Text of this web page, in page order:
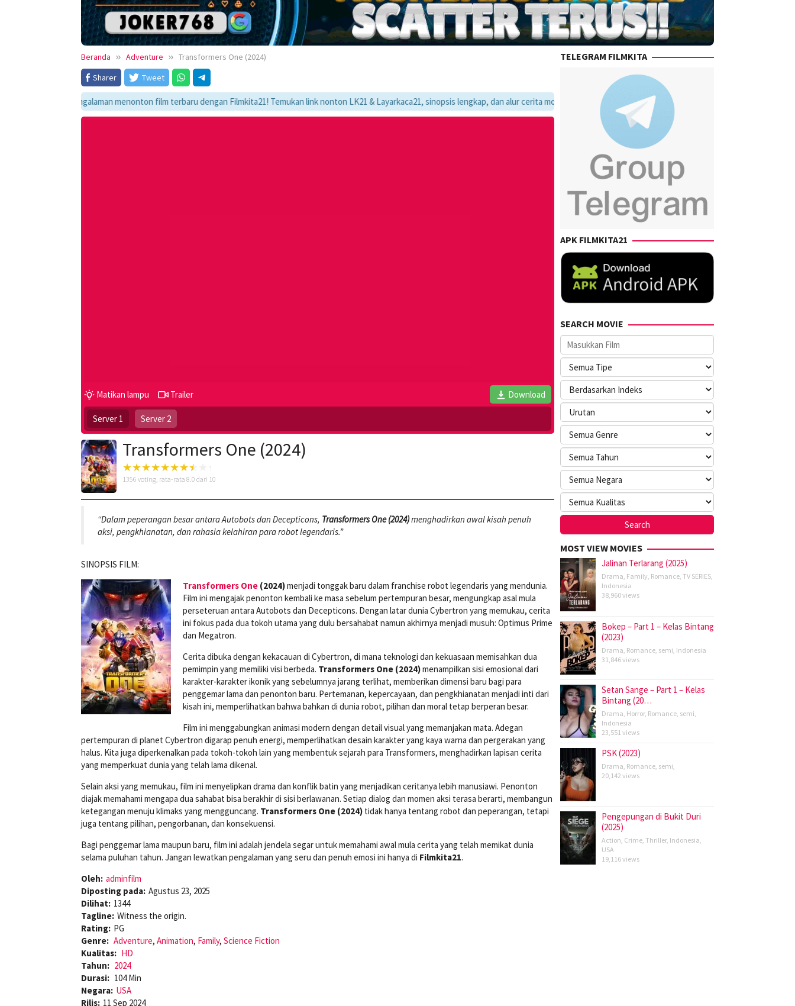
Beranda Adventure
Transformers One (2024)
Sharer
Tweet
pengalaman menonton film terbaru dengan Filmkita21! Temukan link nonton LK21 & Layarkaca21, sinopsis lengkap, dan alur cerita movie favoritmu dalam satu tempat yang praktis dan update setiap hari.
Matikan lampu Trailer Download
Server 1 Server 2
Transformers One (2024)
1356 voting, rata-rata 8.0 dari 10
“Dalam peperangan besar antara Autobots dan Decepticons, Transformers One (2024)menghadirkan awal kisah penuh
aksi, pengkhianatan, dan rahasia kelahiran para robot legendaris.”
SINOPSIS FILM:
Transformers One (2024)menjadi tonggak baru dalam franchise robot legendaris yang mendunia.
Film ini mengajak penonton kembali ke masa sebelum pertempuran besar, mengungkap asal mula
perseteruan antara Autobots dan Decepticons. Dengan latar dunia Cybertron yang memukau, cerita
ini fokus pada dua tokoh utama yang dulu bersahabat namun akhirnya menjadi musuh: Optimus Prime
dan Megatron.
Cerita dibuka dengan kekacauan di Cybertron, di mana teknologi dan kekuasaan memisahkan dua
pemimpin yang memiliki visi berbeda. Transformers One (2024)menampilkan sisi emosional dari
karakter-karakter ikonik yang sebelumnya jarang terlihat, memberikan dimensi baru bagi para
penggemar lama dan penonton baru. Pertemanan, kepercayaan, dan pengkhianatan menjadi inti dari
kisah ini, memperlihatkan bahwa bahkan di dunia robot, pilihan dan moral tetap berperan besar.
Film ini menggabungkan animasi modern dengan detail visual yang memanjakan mata. Adegan
pertempuran di planet Cybertron digarap penuh energi, memperlihatkan desain karakter yang kaya warna dan pergerakan yang
halus. Kita juga diperkenalkan pada tokoh-tokoh lain yang membentuk sejarah para Transformers, menghadirkan lapisan cerita
yang memperkuat dunia yang telah lama dikenal.
Selain aksi yang memukau, film ini menyelipkan drama dan konflik batin yang menjadikan ceritanya lebih manusiawi. Penonton
diajak memahami mengapa dua sahabat bisa berakhir di sisi berlawanan. Setiap dialog dan momen aksi terasa berarti, membangun
ketegangan menuju klimaks yang mengguncang. Transformers One (2024) tidak hanya tentang robot dan peperangan, tetapi
juga tentang pilihan, pengorbanan, dan konsekuensi.
Bagi penggemar lama maupun baru, film ini adalah jendela segar untuk memahami awal mula cerita yang telah memikat dunia
selama puluhan tahun. Jangan lewatkan pengalaman yang seru dan penuh emosi ini hanya di Filmkita21.
Oleh: adminfilm
Diposting pada: Agustus 23, 2025
Dilihat: 1344
Tagline: Witness the origin.
Rating: PG
Genre: Adventure, Animation, Family, Science Fiction
Kualitas: HD
Tahun: 2024
Durasi: 104 Min
Negara: USA
Rilis: 11 Sep 2024
TELEGRAM FILMKITA
APK FILMKITA21
SEARCH MOVIE
MOST VIEW MOVIES
Jalinan Terlarang (2025)
Drama, Family, Romance, TV SERIES,
Indonesia
38,960 views
Bokep – Part 1 – Kelas Bintang
(2023)
Drama, Romance, semi, Indonesia
31,846 views
Setan Sange – Part 1 – Kelas
Bintang (20…
Drama, Horror, Romance, semi,
Indonesia
23,551 views
PSK (2023)
Drama, Romance, semi,
20,142 views
Pengepungan di Bukit Duri
(2025)
Action, Crime, Thriller, Indonesia,
USA
19,116 views